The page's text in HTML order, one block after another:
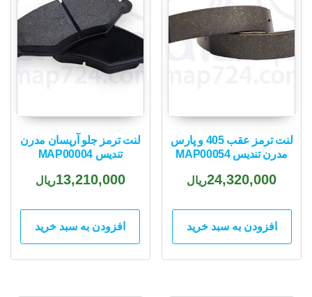
لنت ترمز عقب 405 و پارس
مدرن تندیس MAP00054
24,320,000ریال
افزودن به سبد خرید
لنت ترمز جلو آریسان مدرن
تندیس MAP00004
13,210,000ریال
افزودن به سبد خرید